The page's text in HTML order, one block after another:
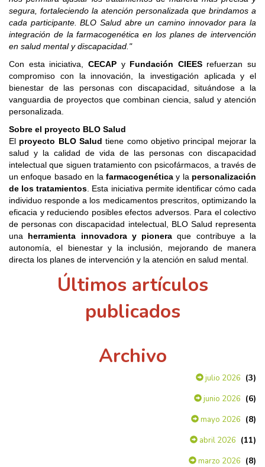
segura, fortaleciendo la atención personalizada que brindamos a
cada participante. BLO Salud abre un camino innovador para la
integración de la farmacogenética en los planes de intervención
en salud mental y discapacidad."
Con esta iniciativa, CECAPy Fundación CIEESrefuerzan su
compromiso con la innovación, la investigación aplicada y el
bienestar de las personas con discapacidad, situándose a la
vanguardia de proyectos que combinan ciencia, salud y atención
personalizada.
Sobre el proyecto BLO Salud
El proyecto BLO Salud tiene como objetivo principal mejorar la
salud y la calidad de vida de las personas con discapacidad
intelectual que siguen tratamiento con psicofármacos, a través de
un enfoque basado en la farmacogenéticay la personalización
de los tratamientos . Esta iniciativa permite identificar cómo cada
individuo responde a los medicamentos prescritos, optimizando la
eficacia y reduciendo posibles efectos adversos. Para el colectivo
de personas con discapacidad intelectual, BLO Salud representa
una herramienta innovadora y pionera que contribuye a la
autonomía, el bienestar y la inclusión, mejorando de manera
directa los planes de intervención y la atención en salud mental.
Últimos artículos
publicados
Archivo
julio 2026 (3)
junio 2026 (6)
mayo 2026 (8)
abril 2026 (11)
marzo 2026 (8)